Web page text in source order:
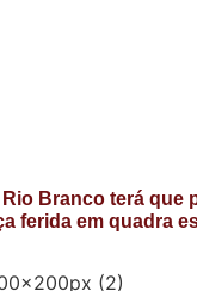
Branco terá que
ferida em quadra